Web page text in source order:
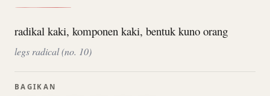
radikal kaki, komponen kaki, bentuk kuno orang
legs radical (no. 10)
BAGIKAN